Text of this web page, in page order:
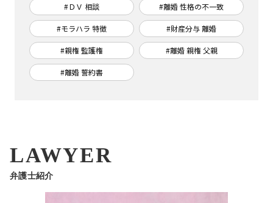
#ＤＶ 相談 #離婚 性格の不一致
#モラハラ 特徴 #財産分与 離婚
#親権 監護権 #離婚 親権 父親
#離婚 誓約書
LAWYER
弁護士紹介